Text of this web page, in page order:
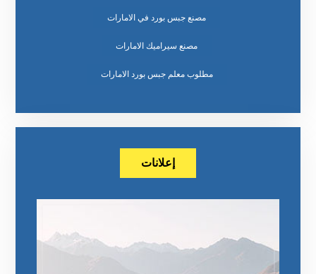
مصنع جبس بورد في الامارات
مصنع سيراميك الامارات
مطلوب معلم جبس بورد الامارات
إعلانات